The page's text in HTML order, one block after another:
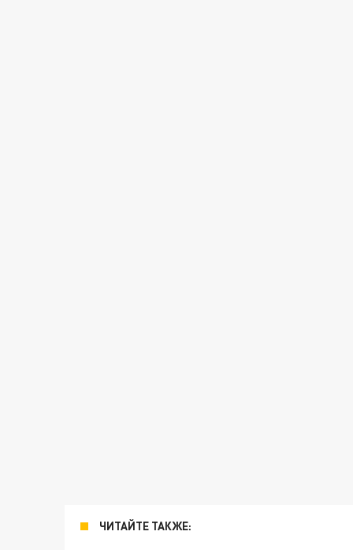
ЧИТАЙТЕ ТАКЖЕ: